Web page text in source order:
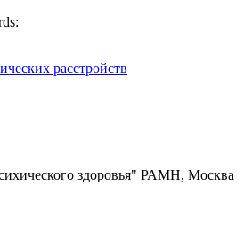
расстройств
здоровья" РАМН, Москва